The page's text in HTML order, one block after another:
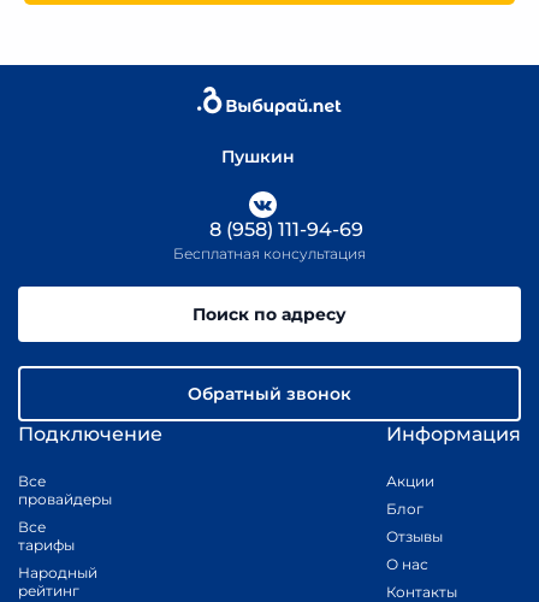
Пушкин
Подключение
Все
провайдеры
Все
тарифы
Народный
рейтинг
Информация
Акции
Блог
Отзывы
О нас
Контакты
8 (958) 111-94-69
Бесплатная консультация
Поиск по адресу
Обратный звонок